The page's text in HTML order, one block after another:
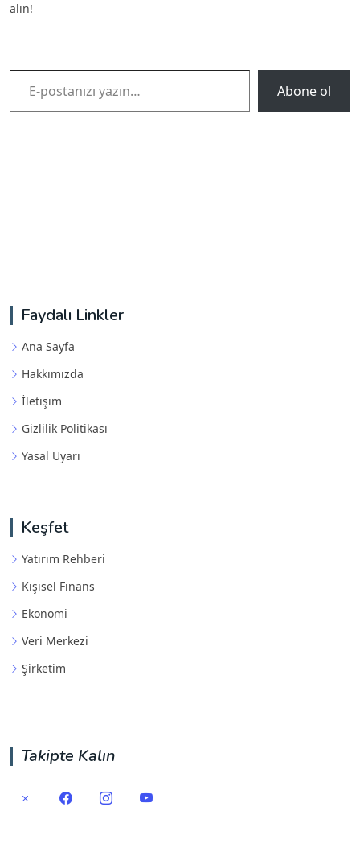
alın!
E-postanızı yazın…
Abone ol
Faydalı Linkler
Ana Sayfa
Hakkımızda
İletişim
Gizlilik Politikası
Yasal Uyarı
Keşfet
Yatırım Rehberi
Kişisel Finans
Ekonomi
Veri Merkezi
Şirketim
Takipte Kalın